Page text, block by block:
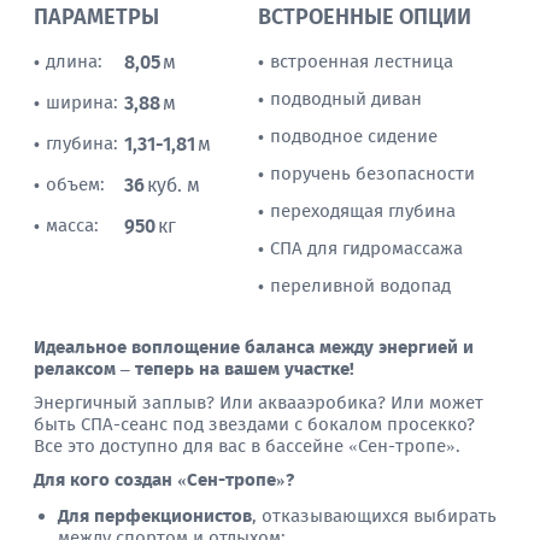
ПАРАМЕТРЫ
• длина: 8,05м
• ширина: 3,88м
• глубина: 1,31-1,81 м
• объем: 36куб. м
• масса: 950кг
ВСТРОЕННЫЕ ОПЦИИ
• встроенная лестница
• подводный диван
• подводное сидение
• поручень безопасности
• переходящая глубина
• СПА для гидромассажа
• переливной водопад
Идеальное воплощение баланса между энергией и
релаксом – теперь на вашем участке!
Энергичный заплыв? Или аквааэробика? Или может
быть СПА-сеанс под звездами с бокалом просекко?
Все это доступно для вас в бассейне «Сен-тропе».
Для кого создан «Сен-тропе»?
Для перфекционистов, отказывающихся выбирать